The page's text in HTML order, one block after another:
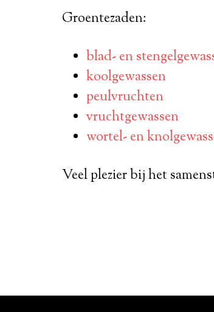
Groentezaden:
blad- en
koolgewassen
peulvruchten
vruchtgewassen
wortel- en
Veel plezier bij het